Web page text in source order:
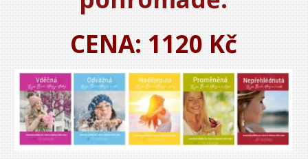
CENA: 1120 Kč